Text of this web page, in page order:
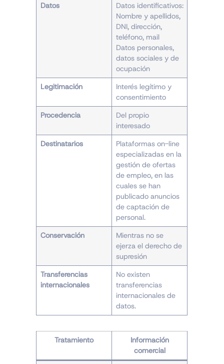
Datos
Datos identificativos:
Nombre y apellidos,
DNI, dirección,
teléfono, mail
Datos personales,
datos sociales y de
ocupación
Legitimación
Interés legítimo y
consentimiento
Procedencia
Del propio
interesado
Destinatarios
Plataformas on-line
especializadas en la
gestión de ofertas
de empleo, en las
cuales se han
publicado anuncios
de captación de
personal.
Conservación
Mientras no se
ejerza el derecho de
supresión
Transferencias
internacionales
No existen
transferencias
internacionales de
datos.
Tratamiento
Información
comercial